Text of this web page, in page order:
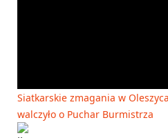
Siatkarskie zmagania w
walczyło o Puchar Burmistrza